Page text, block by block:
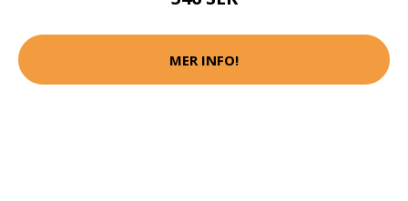
MER INFO!